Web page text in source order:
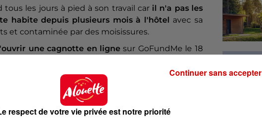
les jours à pied à son travail car il n'a pas les
habite depuis plusieurs mois à l'hôtel avec sa
et contaminée par des moisissures.
une cagnotte en lignesur GoFundMe le 18
Très vite, des
soit près de 95 000 euros !
son serveur préféré.
respect de votre vie privée est notre priorité
Continuer sans accepter